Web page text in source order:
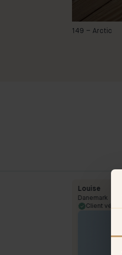
149 – Arctic
Louise
Danemark
Client vérifié